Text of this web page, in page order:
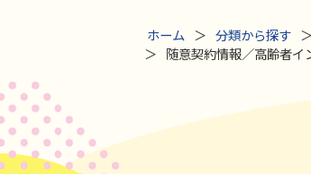
ホーム 分類から探す
随意契約情報／高齢者イ